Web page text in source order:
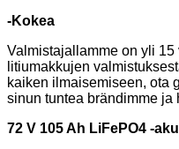
-Kokea
Valmistajallamme on yli
litiumakkujen
kaiken ilmaisemiseen, ota
sinun tuntea brändimme
72 V 105 Ah LiFePO4 -